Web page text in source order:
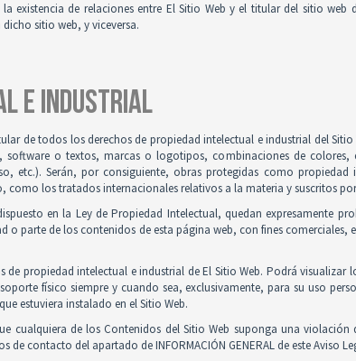
existencia de relaciones entre El Sitio Web y el titular del sitio
sitio web, y viceversa.
E INDUSTRIAL
de todos los derechos de propiedad intelectual e industrial del
o textos, marcas o logotipos, combinaciones de colores,
etc.). Serán, por consiguiente, obras protegidas como
los tratados internacionales relativos a la materia y suscritos
en la Ley de Propiedad Intelectual, quedan expresamente
parte de los contenidos de esta página web, con fines
de propiedad intelectual e industrial de El Sitio Web. Podrá
físico siempre y cuando sea, exclusivamente, para su uso
estuviera instalado en el Sitio Web.
cualquiera de los Contenidos del Sitio Web suponga una
contacto del apartado de INFORMACIÓN GENERAL de este Aviso